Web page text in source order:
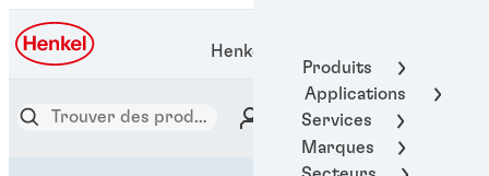
Produits
Applications
Services
Marques
Henkel Adhesive Technologies